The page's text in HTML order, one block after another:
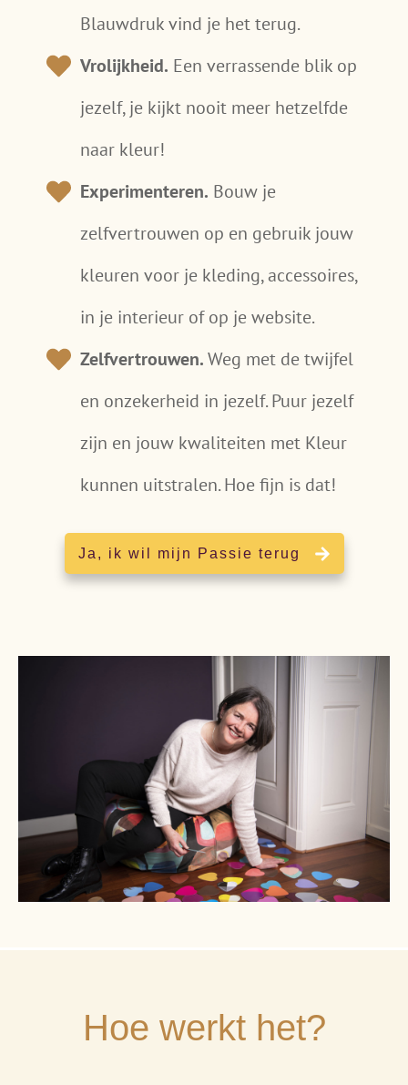
Blauwdruk vind je het terug.
Vrolijkheid. Een verrassende blik op
jezelf, je kijkt nooit meer hetzelfde
naar kleur!
Experimenteren. Bouw je
zelfvertrouwen op en gebruik jouw
kleuren voor je kleding, accessoires,
in je interieur of op je website.
Zelfvertrouwen.Weg met de twijfel
en onzekerheid in jezelf. Puur jezelf
zijn en jouw kwaliteiten met Kleur
kunnen uitstralen. Hoe fijn is dat!
Ja, ik wil mijn Passie terug
Hoe werkt het?